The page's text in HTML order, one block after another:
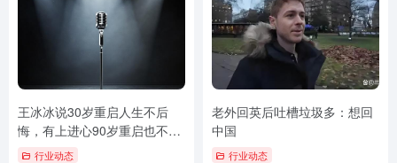
王冰冰说30岁重启人生不后
悔，有上进心90岁重启也不算
晚 行业动态
老外回英后吐槽垃圾多：想回
中国
行业动态